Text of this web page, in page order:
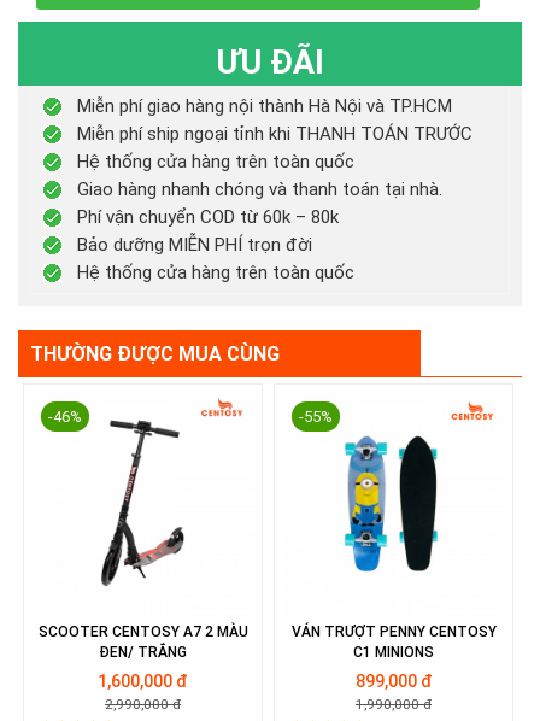
ƯU ĐÃI
Miễn phí giao hàng nội thành Hà Nội và TP.HCM
Miễn phí ship ngoại tỉnh khi THANH TOÁN TRƯỚC
Hệ thống cửa hàng trên toàn quốc
Giao hàng nhanh chóng và thanh toán tại nhà.
Phí vận chuyển COD từ 60k – 80k
Bảo dưỡng MIỄN PHÍ trọn đời
Hệ thống cửa hàng trên toàn quốc
THƯỜNG ĐƯỢC MUA CÙNG
-46%
SCOOTER CENTOSY A7 2 MÀU
ĐEN/ TRẮNG
1,600,000 đ
2,990,000 đ
-55%
VÁN TRƯỢT PENNY CENTOSY
C1 MINIONS
899,000 đ
1,990,000 đ